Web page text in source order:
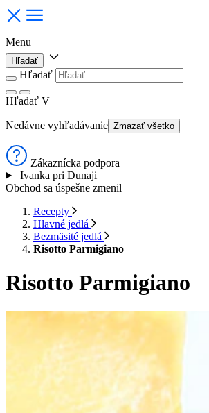
Menu
Hľadať
Hľadať
Hľadať V
Nedávne vyhľadávanie Zmazať všetko
Zákaznícka podpora
Ivanka pri Dunaji
Obchod sa úspešne zmenil
Recepty
Hlavné jedlá
Bezmäsité jedlá
Risotto Parmigiano
Risotto Parmigiano